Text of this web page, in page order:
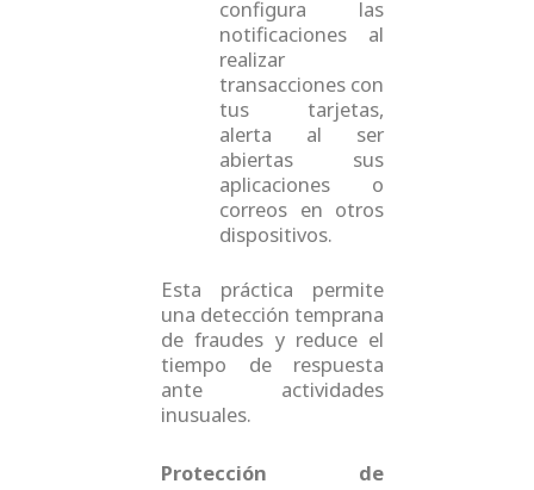
configura las
notificaciones al
realizar
transacciones con
tus tarjetas,
alerta al ser
abiertas sus
aplicaciones o
correos en otros
dispositivos.
Esta práctica permite
una detección temprana
de fraudes y reduce el
tiempo de respuesta
ante actividades
inusuales.
Protección de